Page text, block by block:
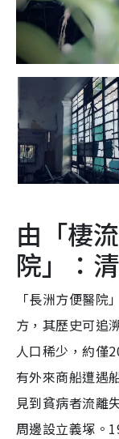
由「棲
院」：
「長洲方便醫
方，其歷史可追
人口稀少，約僅
有外來商船遭遇
見到貧病者流離
周邊設立義塚。